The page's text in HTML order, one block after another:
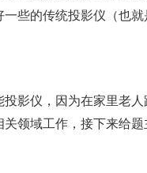
些的传统投影仪（也就
影仪，因为在家里老
领域工作，接下来给